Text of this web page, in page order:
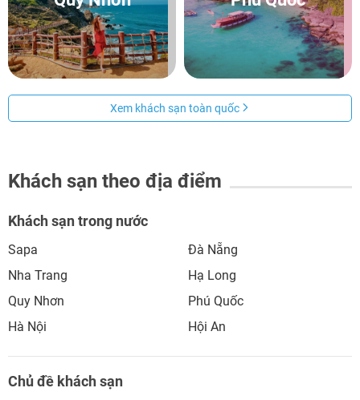
Xem khách sạn toàn quốc
Khách sạn theo địa điểm
Khách sạn trong nước
Sapa
Đà Nẵng
Nha Trang
Hạ Long
Quy Nhơn
Phú Quốc
Hà Nội
Hội An
Chủ đề khách sạn